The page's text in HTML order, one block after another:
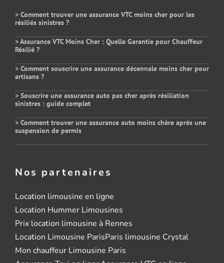
> Comment trouver une assurance VTC moins cher pour les
résiliés sinistres ?
> Assurance VTC Moins Cher : Quelle Garantie pour Chauffeur
Résilié ?
> Comment souscrire une assurance décennale moins cher pour
artisans ?
> Souscrire une assurance auto pas cher après résiliation
sinistres : guide complet
> Comment trouver une assurance auto moins chère après une
suspension de permis
Nos partenaires
Location limousine en ligne
Location Hummer Limousines
Prix location limousine à Rennes
Location Limousine ParisParis limousine Crystal
Mon chauffeur Limousine Paris